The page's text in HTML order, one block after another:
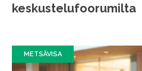
keskustelufoorumilta
METSÄVISA